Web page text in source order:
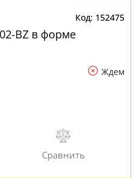
152475
BZ в форме
Ждем